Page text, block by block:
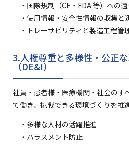
・国際規制（CE・FDA 等）への
・使用情報・安全性情報の収集と
・トレーサビリティと製造工程管
3.人権尊重と多様性・公正
（DE&I）
社員・患者様・医療機関・社会のす
て働き、挑戦できる環境づくりを推
・多様な人材の活躍推進
・ハラスメント防止